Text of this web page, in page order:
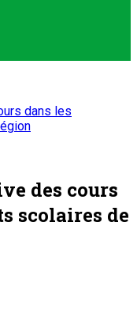
dans les
des cours
scolaires de